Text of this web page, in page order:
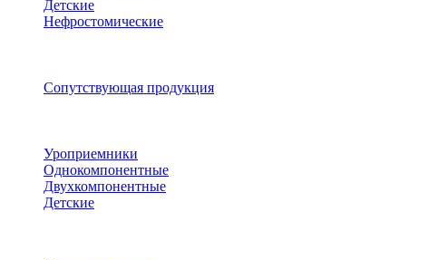
Детские
Нефростомические
Сопутствующая продукция
Уроприемники
Однокомпонентные
Двухкомпонентные
Детские